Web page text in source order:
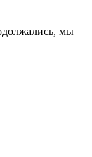
мы